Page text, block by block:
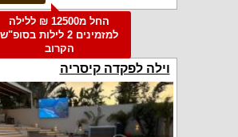
החל מ12500 ₪ ללילה
למזמינים 2 לילות בסופ"ש
הקרוב
וילה לפקדה קיסריה